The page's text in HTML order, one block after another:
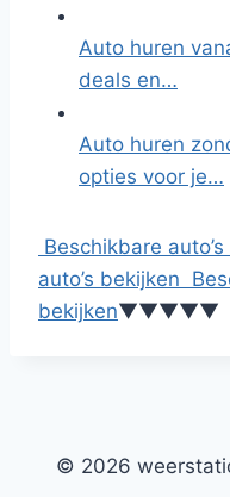
Auto huren
deals en…
Auto huren
opties voor je…
Beschikbare
auto’s bekijken
bekijken▼▼▼▼▼
© 2026